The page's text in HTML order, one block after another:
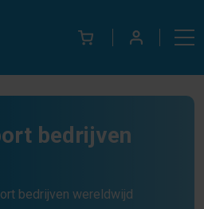
bedrijven
bedrijven wereldwijd